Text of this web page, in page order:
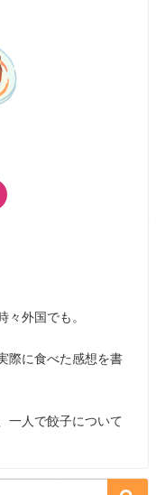
々外国でも。
際に食べた感想を書
一人で餃子について